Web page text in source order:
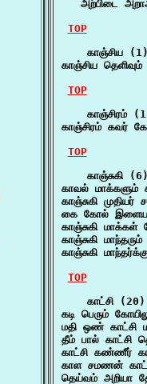
அற்பிடை
TOP
காஞ்சிய
காஞ்சிய
TOP
காஞ்சிரம்
காஞ்சிரம் கவர்
TOP
காஞ்சுகி
காவல் மாக்களும்
காஞ்சுகி
கை கோல்
காஞ்சுகி மாக்கள்
காஞ்சுகி
காஞ்சுகி
TOP
    காட்சி (20)
கடி பெரும்
மதி ஒண் காட்சி
தீம் பால் காட்சி
காட்சி கண்ணீர்
காள சமணன்
தெய்வம் அறியா